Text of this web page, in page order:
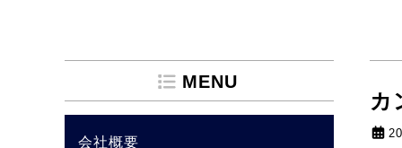
カ
MENU
会社概要